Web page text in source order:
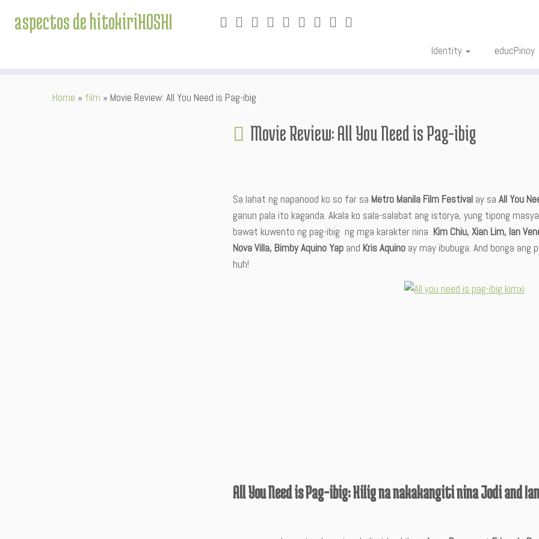
aspectos de hitokiriHOSHI
Identity educPinoy
Home » film » Movie Review: All You Need is Pag-ibig
Movie Review: All You Need is Pag-ibig
Sa lahat ng napanood ko so far sa Metro Manila Film Festival ay sa All You
ganun pala ito kaganda. Akala ko sala-salabat ang istorya, yung tipong
bawat kuwento ng pag-ibig ng mga karakter nina Kim Chiu, Xian Lim, Ian
Nova Villa, Bimby Aquino Yap and Kris Aquino ay may ibubuga. And bonga
huh!
All You Need is Pag-ibig: Kilig na nakakangiti nina Jodi and